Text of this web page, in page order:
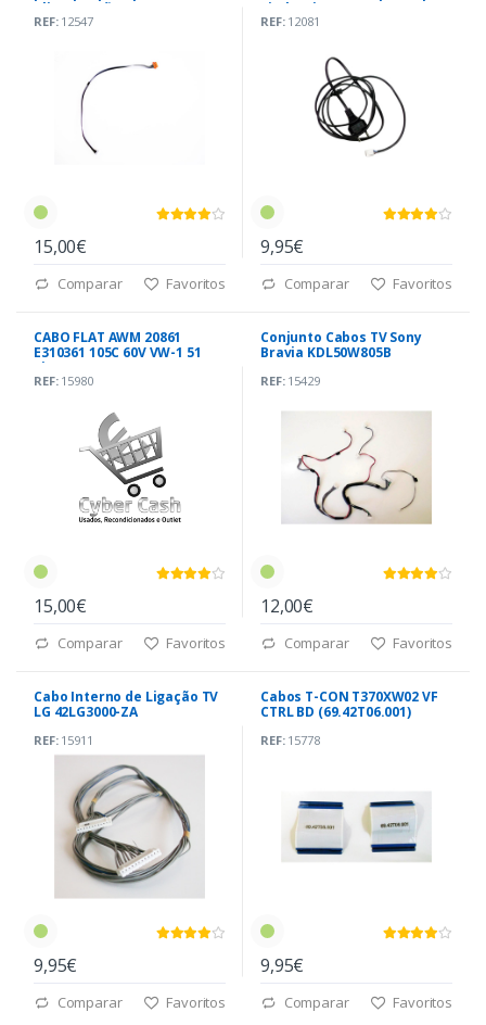
alimentação TV Samsung
REF:12547
15,00€
Comparar Favoritos
Pin | 5 Pin
REF:12081
9,95€
Comparar Favoritos
CABO FLAT AWM 20861
E310361 105C 60V VW-1 51
Pinos
REF:15980
15,00€
Comparar Favoritos
Conjunto Cabos TV Sony
Bravia KDL50W805B
REF:15429
12,00€
Comparar Favoritos
Cabo Interno de Ligação TV
LG 42LG3000-ZA
REF:15911
9,95€
Comparar Favoritos
Cabos T-CON T370XW02 VF
CTRL BD (69.42T06.001)
REF:15778
9,95€
Comparar Favoritos